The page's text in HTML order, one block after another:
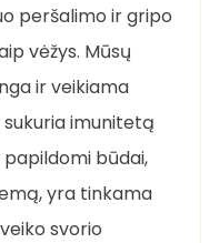
peršalimo ir gripo
vėžys. Mūsų
ir veikiama
sukuria imunitetą
papildomi būdai,
yra tinkama
svorio